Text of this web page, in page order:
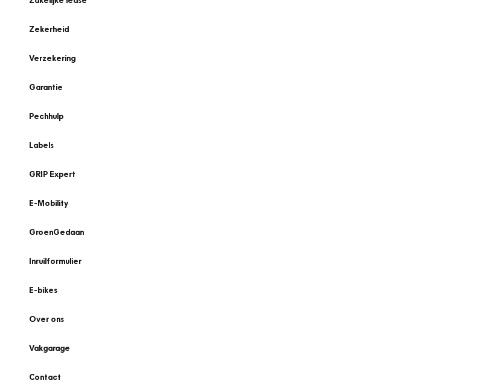
Zekerheid
Verzekering
Garantie
Pechhulp
Labels
GRIP Expert
E-Mobility
GroenGedaan
Inruilformulier
E-bikes
Over ons
Vakgarage
Contact